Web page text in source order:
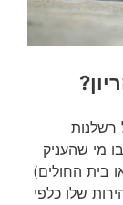
רשלנות
מי שהעניק
בית החולים)
שלו כלפי